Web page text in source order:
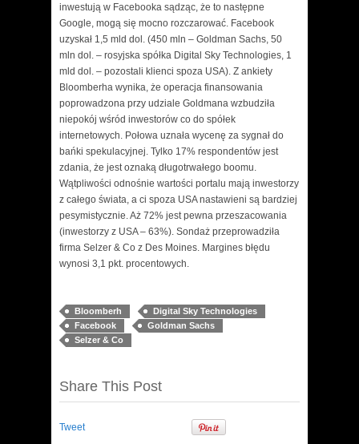
inwestują w Facebooka sądząc, że to następne
Google, mogą się mocno rozczarować. Facebook
uzyskał 1,5 mld dol. (450 mln – Goldman Sachs, 50
mln dol. – rosyjska spółka Digital Sky Technologies, 1
mld dol. – pozostali klienci spoza USA). Z ankiety
Bloomberha wynika, że operacja finansowania
poprowadzona przy udziale Goldmana wzbudziła
niepokój wśród inwestorów co do spółek
internetowych. Połowa uznała wycenę za sygnał do
bańki spekulacyjnej. Tylko 17% respondentów jest
zdania, że jest oznaką długotrwałego boomu.
Wątpliwości odnośnie wartości portalu mają inwestorzy
z całego świata, a ci spoza USA nastawieni są bardziej
pesymistycznie. Aż 72% jest pewna przeszacowania
(inwestorzy z USA – 63%). Sondaż przeprowadziła
firma Selzer & Co z Des Moines. Margines błędu
wynosi 3,1 pkt. procentowych.
Bloomberh
Digital Sky Technologies
Facebook
Goldman Sachs
Selzer & Co
Share This Post
Tweet